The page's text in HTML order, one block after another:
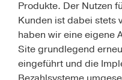
Produkte. Der Nutzen
Kunden ist dabei stets
haben wir eine eigene
Site grundlegend
eingeführt und die